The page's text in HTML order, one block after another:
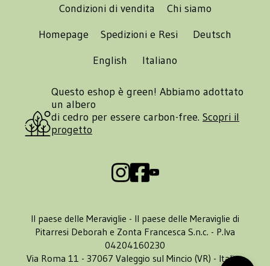
Condizioni di vendita
Chi siamo
Homepage
Spedizioni e Resi
Deutsch
English
Italiano
Questo eshop è green! Abbiamo adottato
un albero
di cedro per essere carbon-free. Scopri il
progetto
Il paese delle Meraviglie - Il paese delle Meraviglie di
Pitarresi Deborah e Zonta Francesca S.n.c. - P.Iva
04204160230
Via Roma 11 - 37067 Valeggio sul Mincio (VR) - Italia -